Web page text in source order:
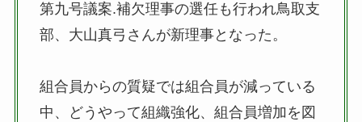
第九号議案.補欠理事の選任も行われ鳥取支
部、大山真弓さんが新理事となった。
組合員からの質疑では組合員が減っている
中、どうやって組織強化、組合員増加を図